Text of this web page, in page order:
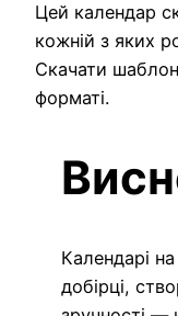
Цей календар
кожній з яких
Скачати
форматі.
Календарі на
добірці,